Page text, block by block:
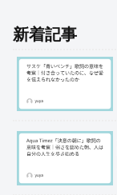
新着記事